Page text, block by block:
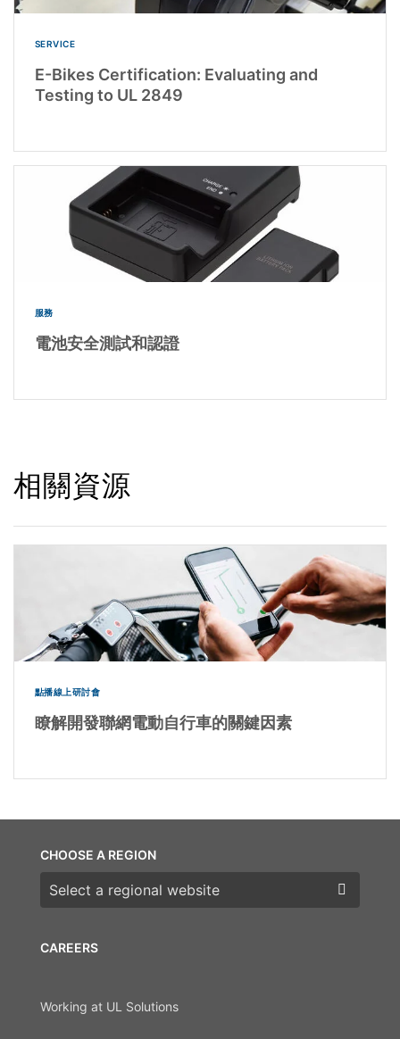
SERVICE
E-Bikes Certification: Evaluating and
Testing to UL 2849
服務
電池安全測試和認證
相關資源
點播線上研討會
瞭解開發聯網電動自行車的關鍵因素
CAREERS
Working at UL Solutions
CHOOSE A REGION
Choose a region